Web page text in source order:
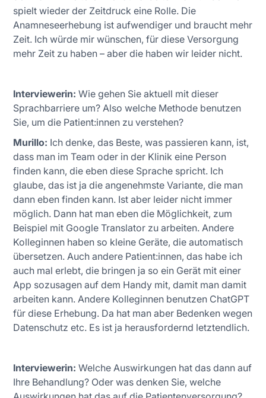
spielt wieder der Zeitdruck eine Rolle. Die
Anamneseerhebung ist aufwendiger und braucht mehr
Zeit. Ich würde mir wünschen, für diese Versorgung
mehr Zeit zu haben – aber die haben wir leider nicht.
Interviewerin: Wie gehen Sie aktuell mit dieser
Sprachbarriere um? Also welche Methode benutzen
Sie, um die Patient:innen zu verstehen?
Murillo: Ich denke, das Beste, was passieren kann, ist,
dass man im Team oder in der Klinik eine Person
finden kann, die eben diese Sprache spricht. Ich
glaube, das ist ja die angenehmste Variante, die man
dann eben finden kann. Ist aber leider nicht immer
möglich. Dann hat man eben die Möglichkeit, zum
Beispiel mit Google Translator zu arbeiten. Andere
Kolleginnen haben so kleine Geräte, die automatisch
übersetzen. Auch andere Patient:innen, das habe ich
auch mal erlebt, die bringen ja so ein Gerät mit einer
App sozusagen auf dem Handy mit, damit man damit
arbeiten kann. Andere Kolleginnen benutzen ChatGPT
für diese Erhebung. Da hat man aber Bedenken wegen
Datenschutz etc. Es ist ja herausfordernd letztendlich.
Interviewerin: Welche Auswirkungen hat das dann auf
Ihre Behandlung? Oder was denken Sie, welche